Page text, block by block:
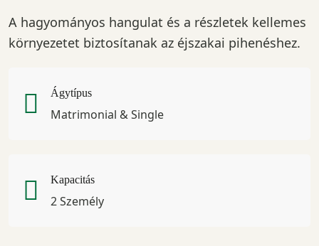
A hagyományos hangulat és a részletek kellemes
környezetet biztosítanak az éjszakai pihenéshez.
Ágytípus
Matrimonial & Single
Kapacitás
2 Személy